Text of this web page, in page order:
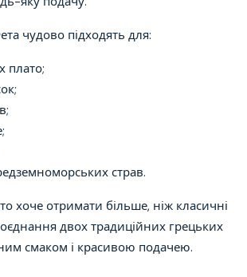
чудово підходять для:
плато;
страв.
хоче отримати більше, ніж класичні
двох традиційних грецьких
смаком і красивою подачею.